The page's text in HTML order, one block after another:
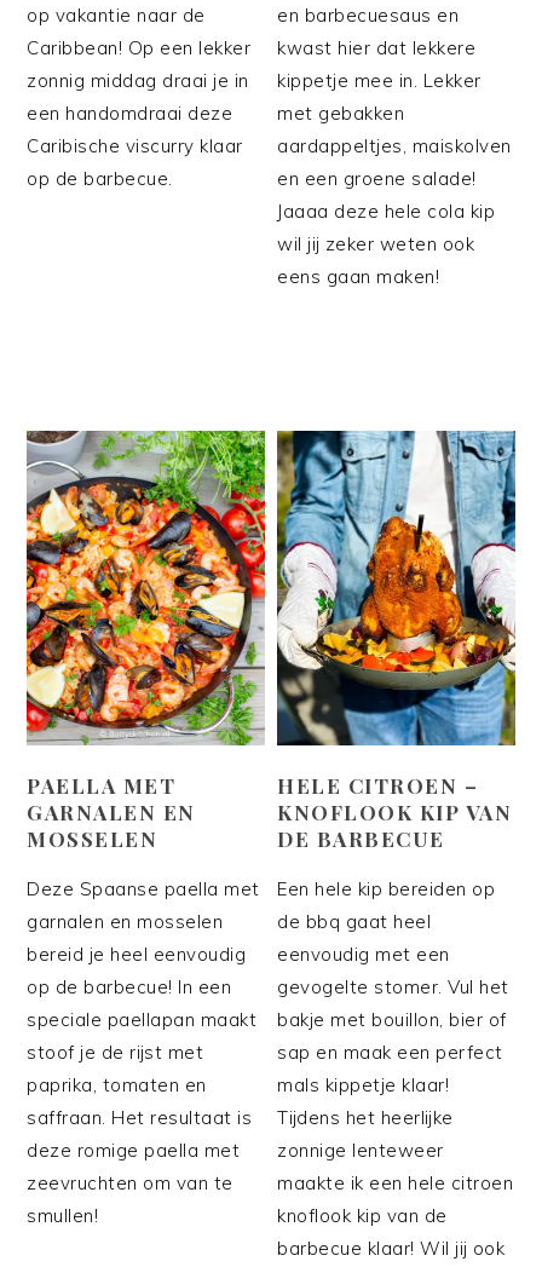
op vakantie naar de
Caribbean! Op een lekker
zonnig middag draai je in
een handomdraai deze
Caribische viscurry klaar
op de barbecue.
en barbecuesaus en
kwast hier dat lekkere
kippetje mee in. Lekker
met gebakken
aardappeltjes, maiskolven
en een groene salade!
Jaaaa deze hele cola kip
wil jij zeker weten ook
eens gaan maken!
PAELLA MET
GARNALEN EN
MOSSELEN
Deze Spaanse paella met
garnalen en mosselen
bereid je heel eenvoudig
op de barbecue! In een
speciale paellapan maakt
stoof je de rijst met
paprika, tomaten en
saffraan. Het resultaat is
deze romige paella met
zeevruchten om van te
smullen!
HELE CITROEN –
KNOFLOOK KIP VAN
DE BARBECUE
Een hele kip bereiden op
de bbq gaat heel
eenvoudig met een
gevogelte stomer. Vul het
bakje met bouillon, bier of
sap en maak een perfect
mals kippetje klaar!
Tijdens het heerlijke
zonnige lenteweer
maakte ik een hele citroen
knoflook kip van de
barbecue klaar! Wil jij ook